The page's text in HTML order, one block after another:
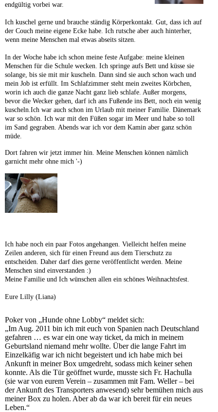
endgültig vorbei war.
Ich kuschel gerne und brauche ständig Körperkontakt. Gut, dass ich auf
der Couch meine eigene Ecke habe. Ich rutsche aber auch hinterher,
wenn meine Menschen mal etwas abseits sitzen.
In der Woche habe ich schon meine feste Aufgabe: meine kleinen
Menschen für die Schule wecken. Ich springe aufs Bett und küsse sie
solange, bis sie mit mir kuscheln. Dann sind sie auch schon wach und
mein Job ist erfüllt. Im Schlafzimmer steht mein zweites Körbchen,
worin ich auch die ganze Nacht ganz lieb schlafe. Außer morgens,
bevor die Wecker gehen, darf ich ans Fußende ins Bett, noch ein wenig
kuscheln.Ich war auch schon im Urlaub mit meiner Familie. Dänemark
war so schön. Ich war mit den Füßen sogar im Meer und habe so toll
im Sand gegraben. Abends war ich vor dem Kamin aber ganz schön
müde.
Dort fahren wir jetzt immer hin. Meine Menschen können nämlich
garnicht mehr ohne mich '-)
Ich habe noch ein paar Fotos angehangen. Vielleicht helfen meine
Zeilen anderen, sich für einen Freund aus dem Tierschutz zu
entscheiden. Daher darf dies gerne veröffentlicht werden. Meine
Menschen sind einverstanden :)
Meine Familie und Ich wünschen allen ein schönes Weihnachtsfest.
Eure Lilly (Liana)
Poker von „Hunde ohne Lobby“ meldet sich:
„Im Aug. 2011 bin ich mit euch von Spanien nach Deutschland
gefahren … es war ein one way ticket, da mich in meinem
Geburtsland niemand mehr wollte. Über die lange Fahrt im
Einzelkäfig war ich nicht begeistert und ich habe mich bei
Ankunft in meiner Box umgedreht, sodass mich keiner sehen
konnte. Als die Tür geöffnet wurde, musste sich Fr. Hachulla
(sie war von eurem Verein – zusammen mit Fam. Weller – bei
der Ankunft des Transporters anwesend) sehr bemühen mich aus
meiner Box zu holen. Aber ab da war ich bereit für ein neues
Leben.“